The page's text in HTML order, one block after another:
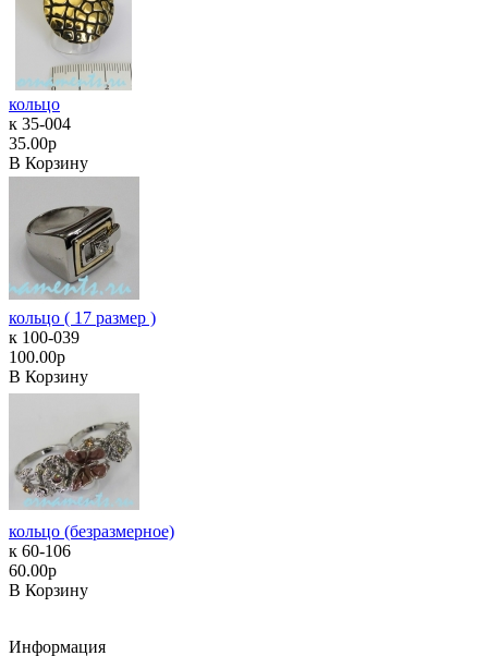
кольцо
к 35-004
35.00р
В Корзину
кольцо ( 17 размер )
к 100-039
100.00р
В Корзину
кольцо (безразмерное)
к 60-106
60.00р
В Корзину
Информация